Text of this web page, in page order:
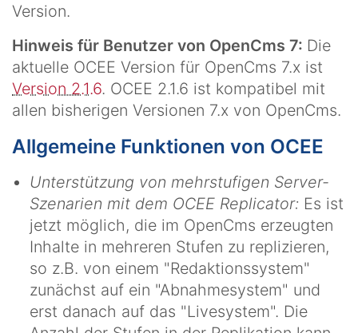
Version.
Hinweis für Benutzer von OpenCms 7: Die
aktuelle OCEE Version für OpenCms 7.x ist
Version 2.1.6. OCEE 2.1.6 ist kompatibel mit
allen bisherigen Versionen 7.x von OpenCms.
Allgemeine Funktionen von OCEE
Unterstützung von mehrstufigen Server-
Szenarien mit dem OCEE Replicator: Es ist
jetzt möglich, die im OpenCms erzeugten
Inhalte in mehreren Stufen zu replizieren,
so z.B. von einem "Redaktionssystem"
zunächst auf ein "Abnahmesystem" und
erst danach auf das "Livesystem". Die